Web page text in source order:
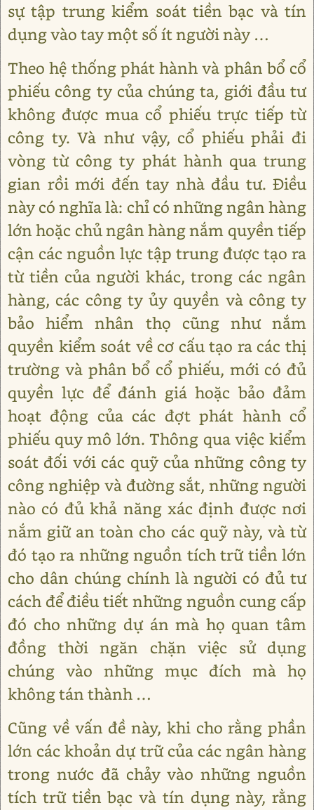
sự tập trung kiểm soát tiền bạc và tín
dụng vào tay một số ít người này …
Theo hệ thống phát hành và phân bổ cổ
phiếu công ty của chúng ta, giới đầu tư
không được mua cổ phiếu trực tiếp từ
công ty. Và như vậy, cổ phiếu phải đi
vòng từ công ty phát hành qua trung
gian rồi mới đến tay nhà đầu tư. Điều
này có nghĩa là: chỉ có những ngân hàng
lớn hoặc chủ ngân hàng nắm quyền tiếp
cận các nguồn lực tập trung được tạo ra
từ tiền của người khác, trong các ngân
hàng, các công ty ủy quyền và công ty
bảo hiểm nhân thọ cũng như nắm
quyền kiểm soát về cơ cấu tạo ra các thị
trường và phân bổ cổ phiếu, mới có đủ
quyền lực để đánh giá hoặc bảo đảm
hoạt động của các đợt phát hành cổ
phiếu quy mô lớn. Thông qua việc kiểm
soát đối với các quỹ của những công ty
công nghiệp và đường sắt, những người
nào có đủ khả năng xác định được nơi
nắm giữ an toàn cho các quỹ này, và từ
đó tạo ra những nguồn tích trữ tiền lớn
cho dân chúng chính là người có đủ tư
cách để điều tiết những nguồn cung cấp
đó cho những dự án mà họ quan tâm
đồng thời ngăn chặn việc sử dụng
chúng vào những mục đích mà họ
không tán thành …
Cũng về vấn đề này, khi cho rằng phần
lớn các khoản dự trữ của các ngân hàng
trong nước đã chảy vào những nguồn
tích trữ tiền bạc và tín dụng này, rằng